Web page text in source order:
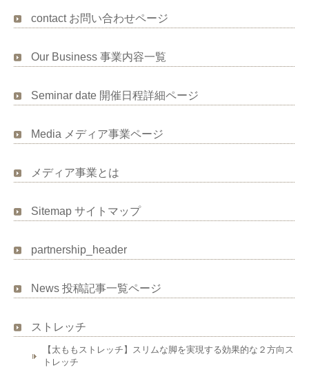
contact お問い合わせページ
Our Business 事業内容一覧
Seminar date 開催日程詳細ページ
Media メディア事業ページ
メディア事業とは
Sitemap サイトマップ
partnership_header
News 投稿記事一覧ページ
ストレッチ
【太ももストレッチ】スリムな脚を実現する効果的な２方向ス
トレッチ